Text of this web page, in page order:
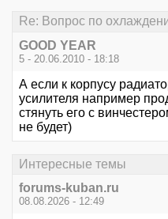
Re: Вопрос по
GOOD YEAR
5 - 20.06.2010 - 18:18
А если к корпусу
усилителя например
стянуть его с
не будет)
Интересные темы
forums-kuban.ru
08.08.2026 - 12:49